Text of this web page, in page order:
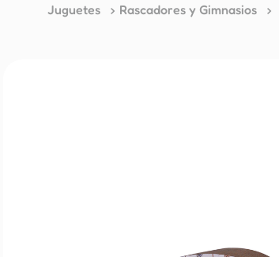
Juguetes Rascadores y Gimnasios